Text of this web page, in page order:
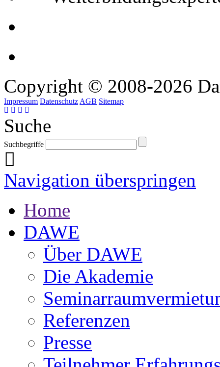
Copyright © 2008-2026
Impressum Datenschutz AGB Sitemap
Suche
Suchbegriffe
Navigation überspringen
Home
DAWE
Über DAWE
Die Akademie
Referenzen
Presse